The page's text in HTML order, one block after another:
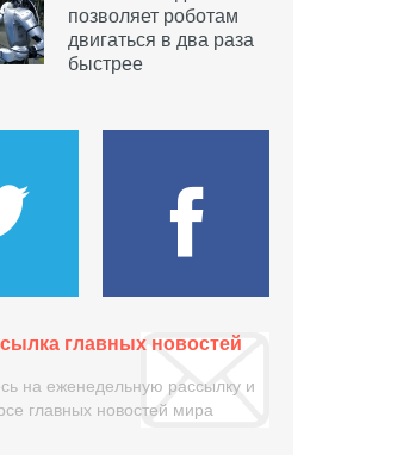
позволяет роботам
двигаться в два раза
быстрее
главных новостей
на еженедельную рассылку и
главных новостей мира